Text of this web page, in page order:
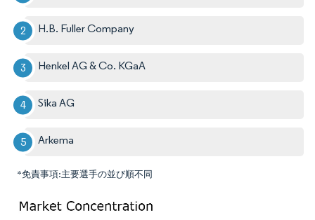
H.B. Fuller Company
Henkel AG & Co. KGaA
Sika AG
Arkema
*免責事項:主要選手の並び順不同